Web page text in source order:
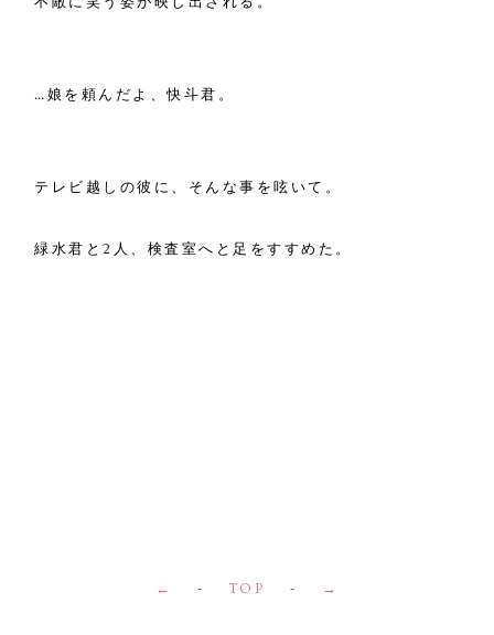
…娘を頼んだよ、快斗君。
テレビ越しの彼に、そんな事を呟いて。
緑水君と2人、検査室へと足をすすめた。
← - TOP - →